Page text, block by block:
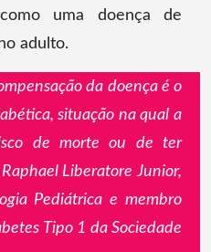
uma doença de
adulto.
da doença é o
situação na qual a
de morte ou de ter
Liberatore Junior,
Pediátrica e membro
Tipo 1 da Sociedade